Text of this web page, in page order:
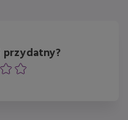
przydatny?
OcenaOcena